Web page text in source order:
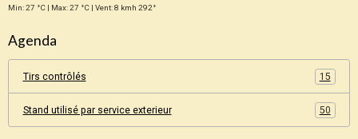
Min: 27 °C | Max: 27 °C | Vent: 8 kmh 292°
Agenda
Tirs contrôlés 15
Stand utilisé par service exterieur 50